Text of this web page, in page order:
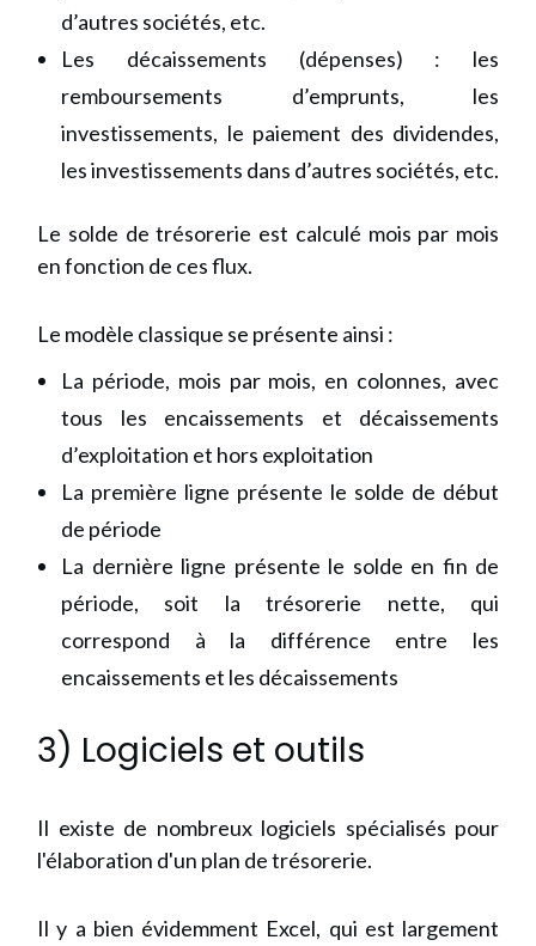
d’autres sociétés, etc.
Les décaissements (dépenses) : les
remboursements d’emprunts, les
investissements, le paiement des dividendes,
les investissements dans d’autres sociétés, etc.
Le solde de trésorerie est calculé mois par mois
en fonction de ces flux.
Le modèle classique se présente ainsi :
La période, mois par mois, en colonnes, avec
tous les encaissements et décaissements
d’exploitation et hors exploitation
La première ligne présente le solde de début
de période
La dernière ligne présente le solde en fin de
période, soit la trésorerie nette, qui
correspond à la différence entre les
encaissements et les décaissements
3) Logiciels et outils
Il existe de nombreux logiciels spécialisés pour
l'élaboration d'un plan de trésorerie.
Il y a bien évidemment Excel, qui est largement